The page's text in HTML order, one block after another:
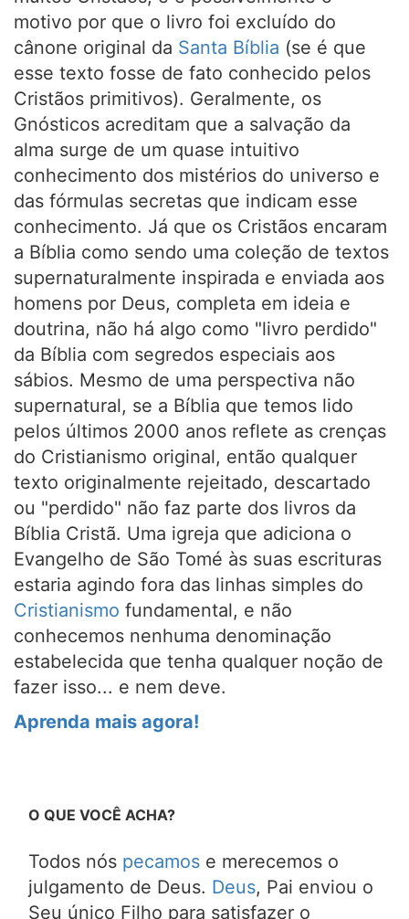
motivo por que o livro foi excluído do
cânone original da Santa Bíblia (se é que
esse texto fosse de fato conhecido pelos
Cristãos primitivos). Geralmente, os
Gnósticos acreditam que a salvação da
alma surge de um quase intuitivo
conhecimento dos mistérios do universo e
das fórmulas secretas que indicam esse
conhecimento. Já que os Cristãos encaram
a Bíblia como sendo uma coleção de textos
supernaturalmente inspirada e enviada aos
homens por Deus, completa em ideia e
doutrina, não há algo como "livro perdido"
da Bíblia com segredos especiais aos
sábios. Mesmo de uma perspectiva não
supernatural, se a Bíblia que temos lido
pelos últimos 2000 anos reflete as crenças
do Cristianismo original, então qualquer
texto originalmente rejeitado, descartado
ou "perdido" não faz parte dos livros da
Bíblia Cristã. Uma igreja que adiciona o
Evangelho de São Tomé às suas escrituras
estaria agindo fora das linhas simples do
Cristianismo fundamental, e não
conhecemos nenhuma denominação
estabelecida que tenha qualquer noção de
fazer isso... e nem deve.
Aprenda mais agora!
O QUE VOCÊ ACHA?
Todos nós pecamos e merecemos o
julgamento de Deus. Deus, Pai enviou o
Seu único Filho para satisfazer o